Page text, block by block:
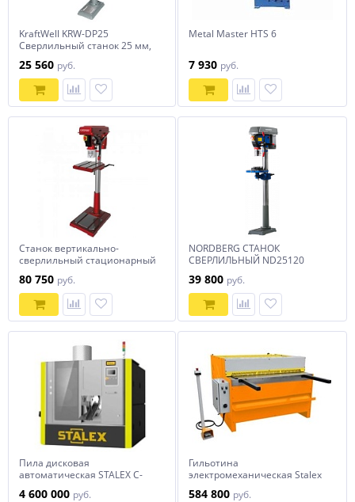
KraftWell KRW-DP25
Сверлильный станок 25 мм,
25 560 руб.
Metal Master HTS 6
7 930 руб.
Станок вертикально-
сверлильный стационарный
СОРОКИН
80 750 руб.
NORDBERG СТАНОК
СВЕРЛИЛЬНЫЙ ND25120
стола 685мм, 12 скоростей,
тиски)
39 800 руб.
Пила дисковая
автоматическая STALEX C-
4 600 000 руб.
Гильотина
электромеханическая Stalex
584 800 руб.